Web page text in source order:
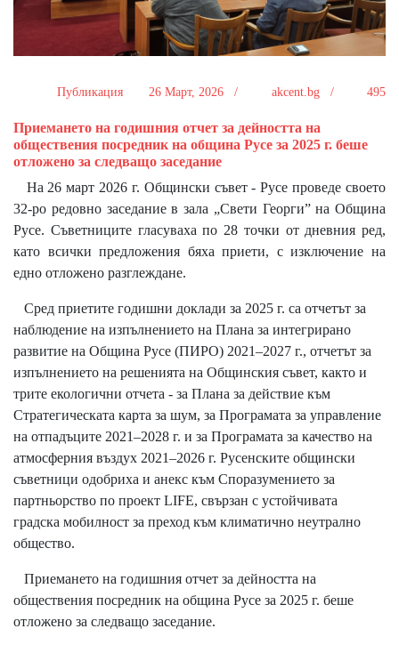
Публикация 26 Март, 2026 / akcent.bg / 495
Приемането на годишния отчет за дейността на
обществения посредник на община Русе за 2025 г. беше
отложено за следващо заседание
На 26 март 2026 г. Общински съвет­ - Русе проведе своето
32-ро редовно заседание в зала „Свети Георги” на Община
Русе. Съветниците гласуваха по 28 точки от дневния ред,
като всички предложения бяха приети, с изключение на
едно отложено разглеждане.
Сред приетите годишни доклади за 2025 г. са отчетът за
наблюдение на изпълнението на Плана за интегрирано
развитие на Община Русе (ПИРО) 2021–2027 г., отчетът за
изпълнението на решенията на Общинския съвет, както и
трите екологични отчета - за Плана за действие към
Стратегическата карта за шум, за Програмата за управление
на отпадъците 2021–2028 г. и за Програмата за качество на
атмосферния въздух 2021–2026 г. Русенските общински
съветници одобриха и анекс към Споразумението за
партньорство по проект LIFE, свързан с устойчивата
градска мобилност за преход към климатично неутрално
общество.
Приемането на годишния отчет за дейността на
обществения посредник на община Русе за 2025 г. беше
отложено за следващо заседание.